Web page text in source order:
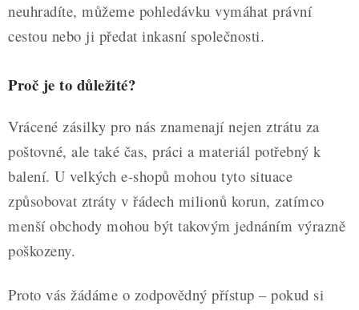
neuhradíte, můžeme pohledávku vymáhat právní
cestou nebo ji předat inkasní společnosti.
Proč je to důležité?
Vrácené zásilky pro nás znamenají nejen ztrátu za
poštovné, ale také čas, práci a materiál potřebný k
balení. U velkých e-shopů mohou tyto situace
způsobovat ztráty v řádech milionů korun, zatímco
menší obchody mohou být takovým jednáním výrazně
poškozeny.
Proto vás žádáme o zodpovědný přístup – pokud si